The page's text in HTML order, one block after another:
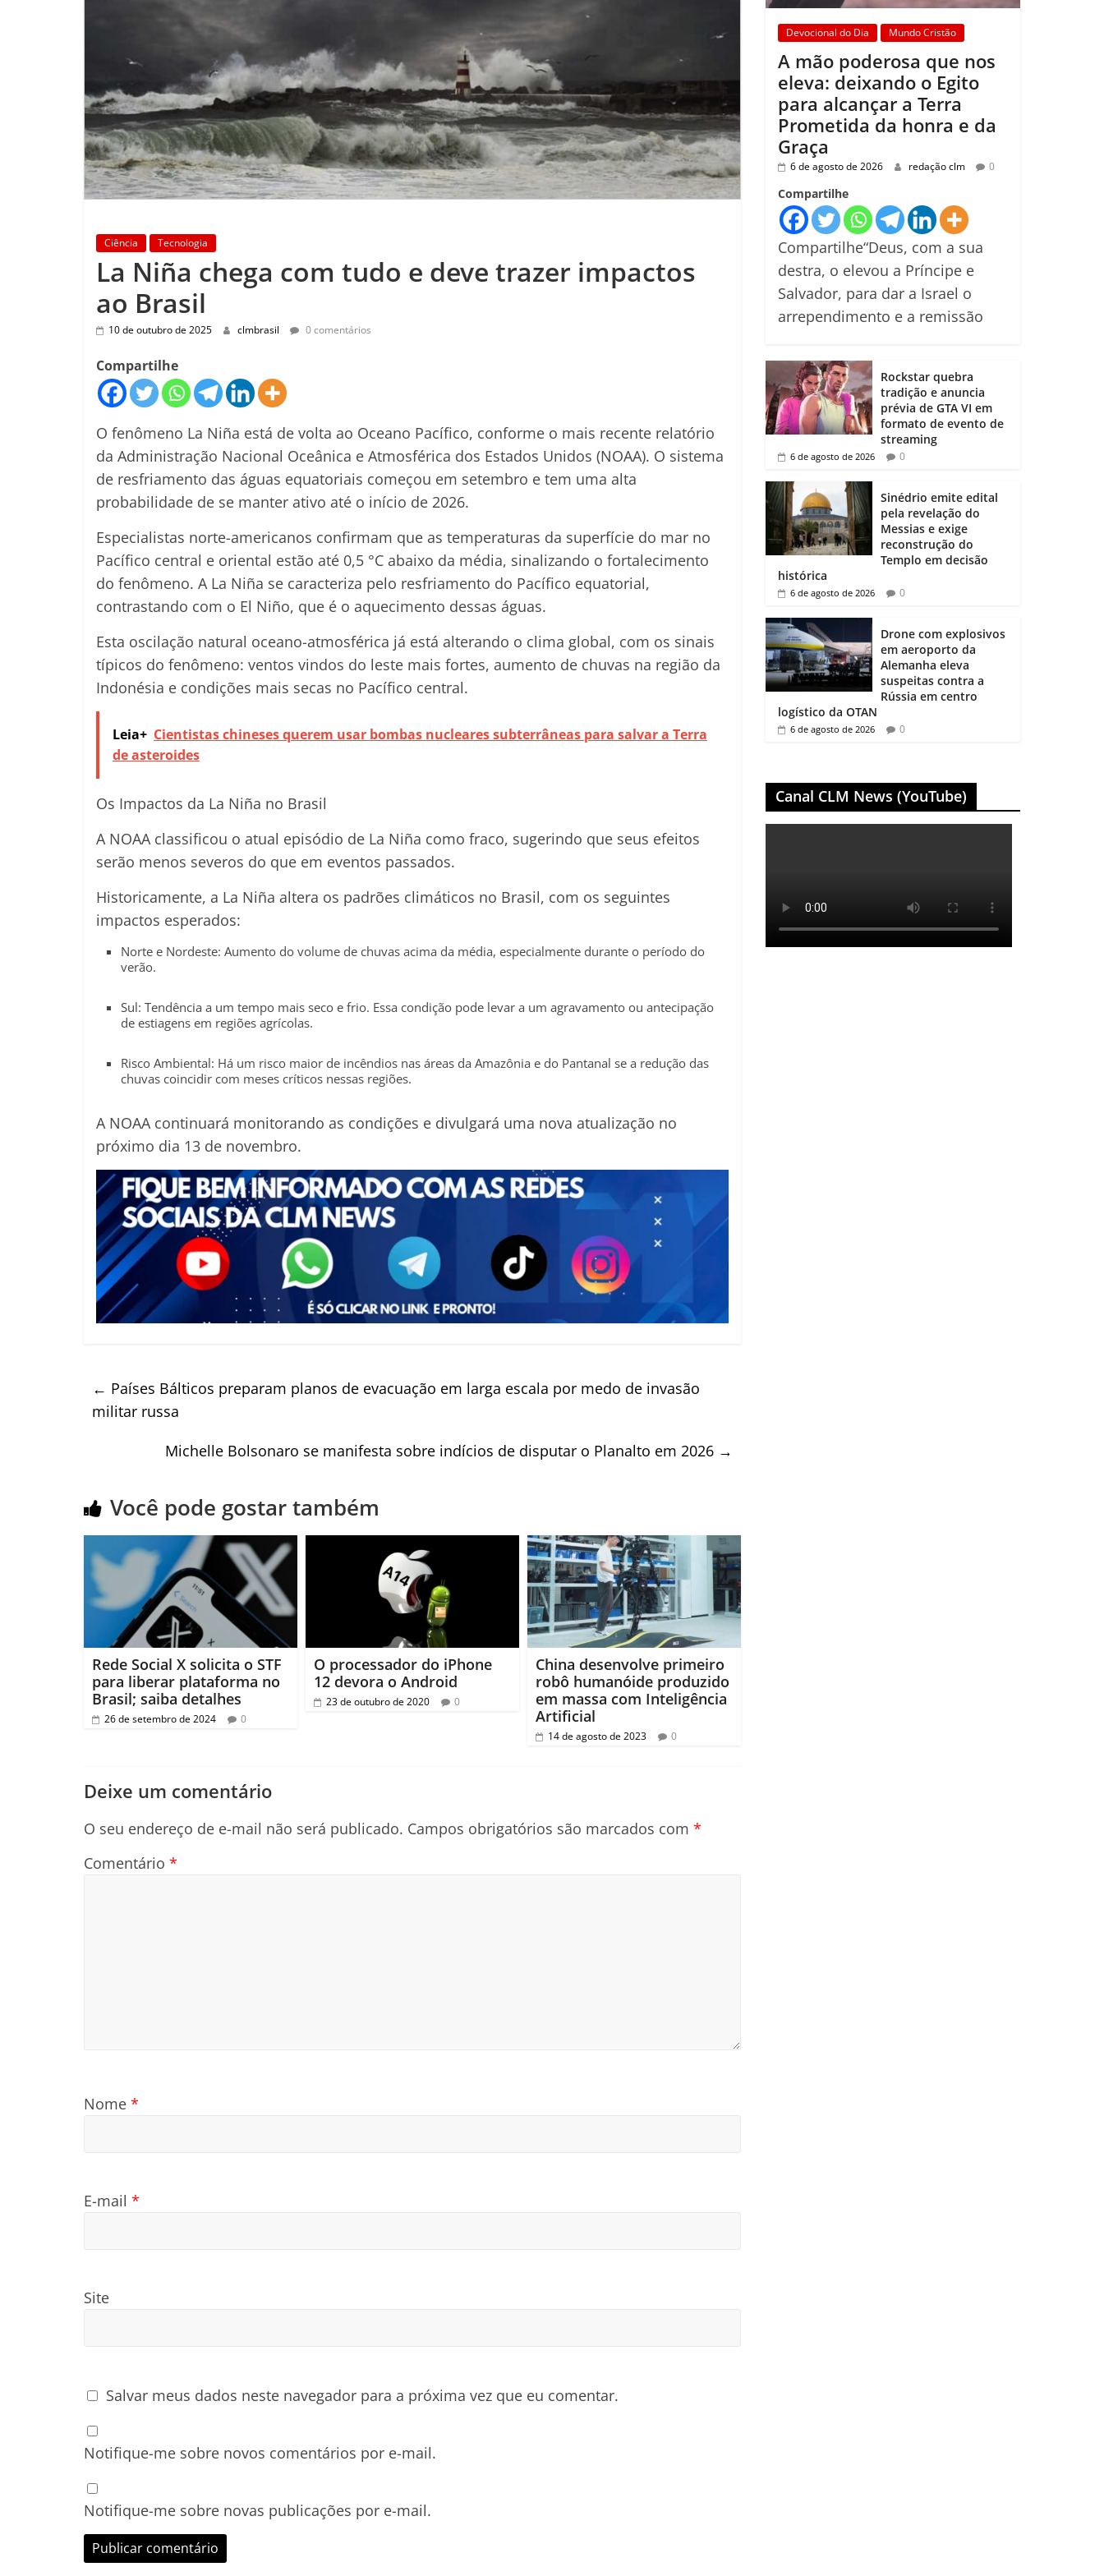
Ciência Tecnologia
La Niña chega com tudo e deve trazer impactos
ao Brasil
10 de outubro de 2025 clmbrasil 0 comentários
Compartilhe
O fenômeno La Niña está de volta ao Oceano Pacífico, conforme o mais recente relatório
da Administração Nacional Oceânica e Atmosférica dos Estados Unidos (NOAA). O sistema
de resfriamento das águas equatoriais começou em setembro e tem uma alta
probabilidade de se manter ativo até o início de 2026.
Especialistas norte-americanos confirmam que as temperaturas da superfície do mar no
Pacífico central e oriental estão até 0,5 °C abaixo da média, sinalizando o fortalecimento
do fenômeno. A La Niña se caracteriza pelo resfriamento do Pacífico equatorial,
contrastando com o El Niño, que é o aquecimento dessas águas.
Esta oscilação natural oceano-atmosférica já está alterando o clima global, com os sinais
típicos do fenômeno: ventos vindos do leste mais fortes, aumento de chuvas na região da
Indonésia e condições mais secas no Pacífico central.
Leia+ Cientistas chineses querem usar bombas nucleares subterrâneas para salvar a Terra
de asteroides
Os Impactos da La Niña no Brasil
A NOAA classificou o atual episódio de La Niña como fraco, sugerindo que seus efeitos
serão menos severos do que em eventos passados.
Historicamente, a La Niña altera os padrões climáticos no Brasil, com os seguintes
impactos esperados:
Norte e Nordeste: Aumento do volume de chuvas acima da média, especialmente durante o período do
verão.
Sul: Tendência a um tempo mais seco e frio. Essa condição pode levar a um agravamento ou antecipação
de estiagens em regiões agrícolas.
Risco Ambiental: Há um risco maior de incêndios nas áreas da Amazônia e do Pantanal se a redução das
chuvas coincidir com meses críticos nessas regiões.
A NOAA continuará monitorando as condições e divulgará uma nova atualização no
próximo dia 13 de novembro.
← Países Bálticos preparam planos de evacuação em larga escala por medo de invasão
militar russa
Michelle Bolsonaro se manifesta sobre indícios de disputar o Planalto em 2026 →
Você pode gostar também
Rede Social X solicita o STF
para liberar plataforma no
Brasil; saiba detalhes
26 de setembro de 2024 0
O processador do iPhone
12 devora o Android
23 de outubro de 2020 0
China desenvolve primeiro
robô humanóide produzido
em massa com Inteligência
Artificial
14 de agosto de 2023 0
Deixe um comentário
O seu endereço de e-mail não será publicado. Campos obrigatórios são marcados com *
Comentário *
Nome *
E-mail *
Site
Salvar meus dados neste navegador para a próxima vez que eu comentar.
Notifique-me sobre novos comentários por e-mail.
Notifique-me sobre novas publicações por e-mail.
Devocional do Dia Mundo Cristão
A mão poderosa que nos
eleva: deixando o Egito
para alcançar a Terra
Prometida da honra e da
Graça
6 de agosto de 2026 redação clm 0
Compartilhe
Compartilhe“Deus, com a sua
destra, o elevou a Príncipe e
Salvador, para dar a Israel o
arrependimento e a remissão
Rockstar quebra
tradição e anuncia
prévia de GTA VI em
formato de evento de
streaming
6 de agosto de 2026 0
Sinédrio emite edital
pela revelação do
Messias e exige
reconstrução do
Templo em decisão
histórica
6 de agosto de 2026 0
Drone com explosivos
em aeroporto da
Alemanha eleva
suspeitas contra a
Rússia em centro
logístico da OTAN
6 de agosto de 2026 0
Canal CLM News (YouTube)